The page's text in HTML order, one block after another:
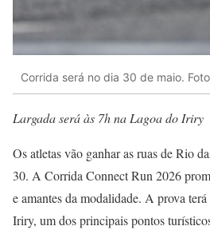
Corrida será no dia 30 de maio.
Largada será às 7h na Lagoa do Iriry
Os atletas vão ganhar as ruas de Rio
30. A Corrida Connect Run 2026
e amantes da modalidade. A prova
Iriry, um dos principais pontos